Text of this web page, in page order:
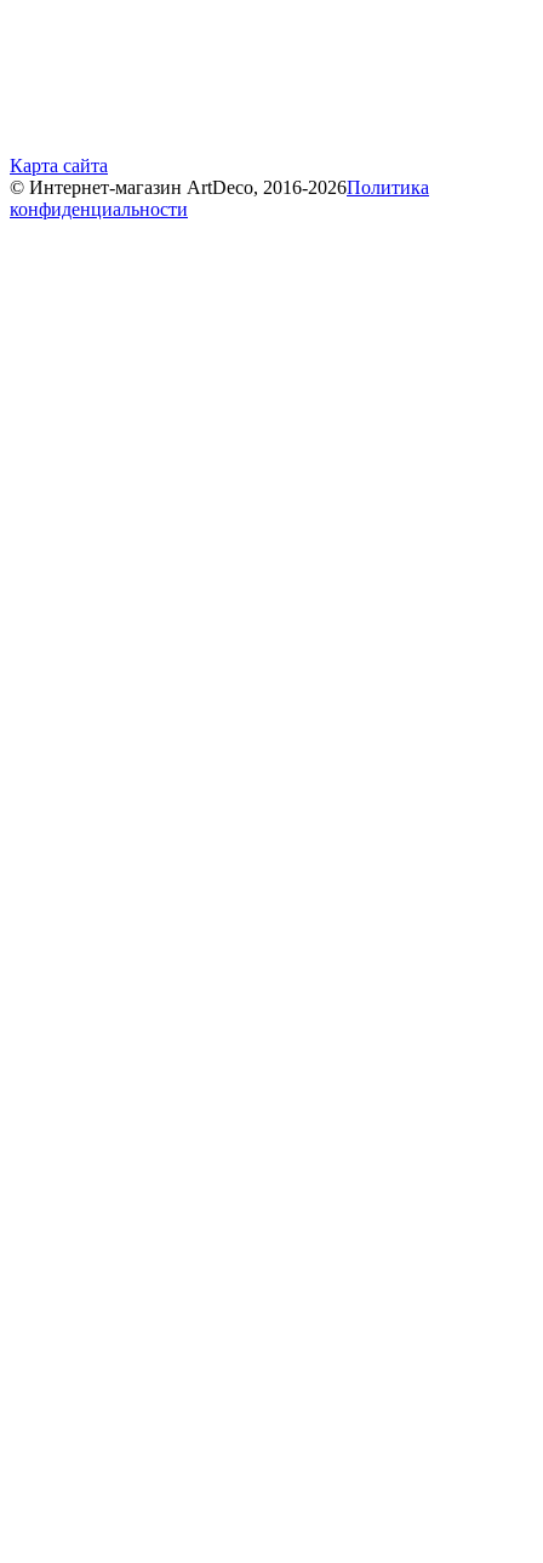
Карта сайта
© Интернет-магазин ArtDeco, 2016-2026Политика
конфиденциальности